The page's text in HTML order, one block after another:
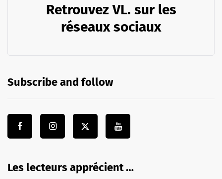
Retrouvez VL. sur les
réseaux sociaux
Subscribe and follow
Les lecteurs apprécient …